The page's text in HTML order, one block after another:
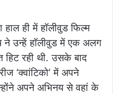
ही में हॉलीवुड फिल्म
ने उन्हें हॉलीवुड में एक अलग
हिट रही थी. उसके बाद
‘क्वांटिको’ में अपने
अपने अभिनय से वहां के